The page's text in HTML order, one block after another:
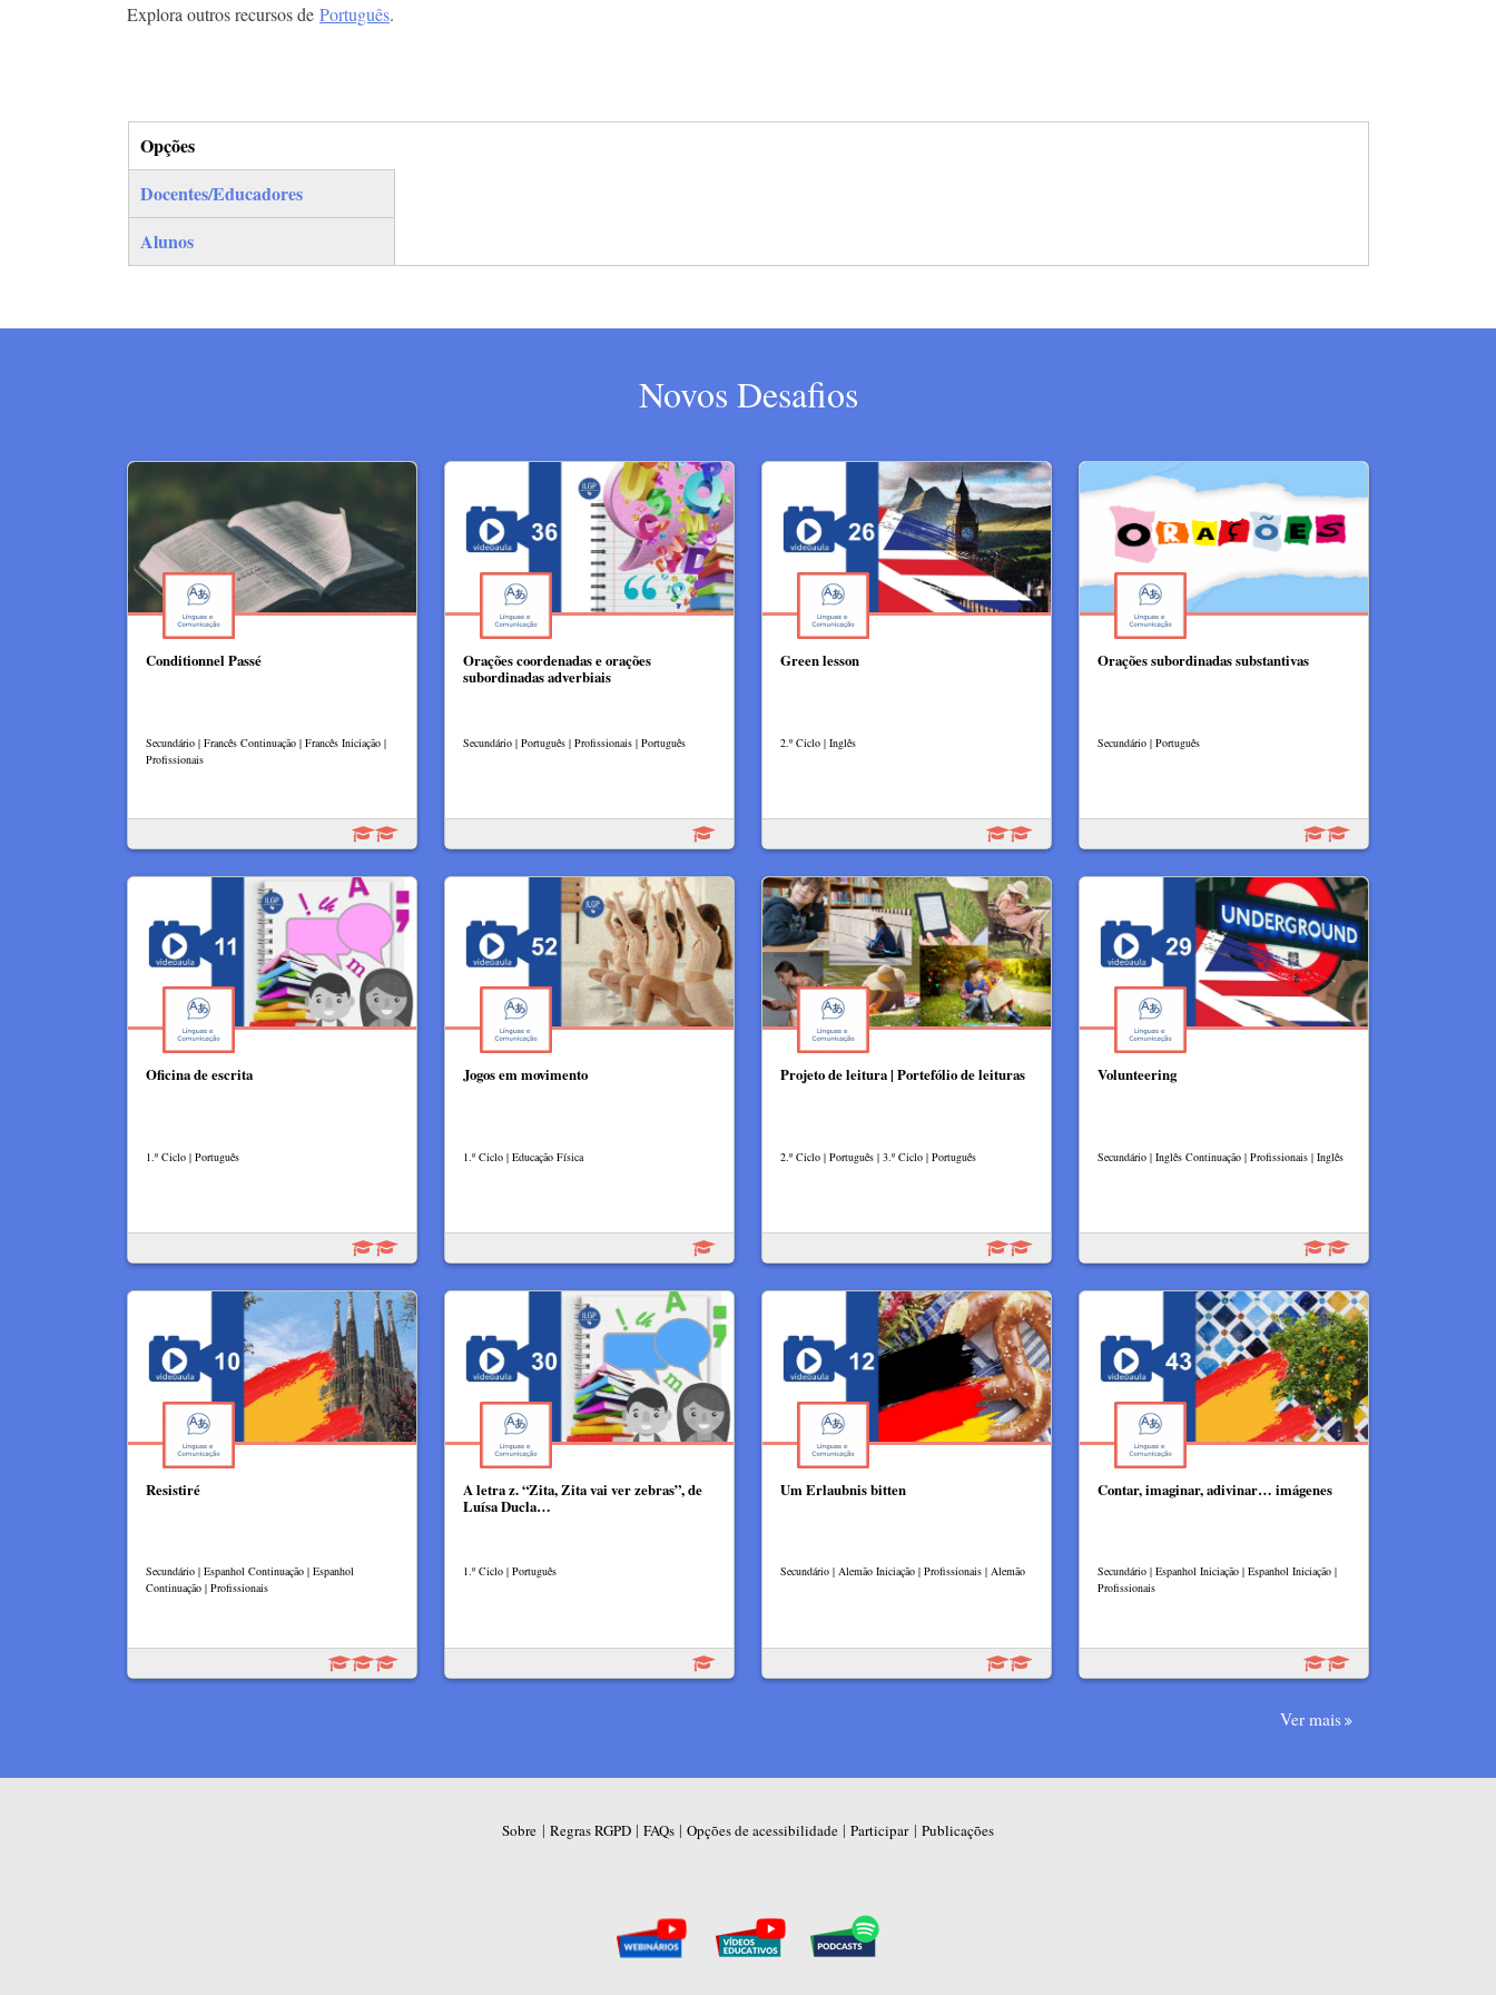
Explora outros recursos de Português.
Opções
(separador ativo)
Docentes/Educadores
Alunos
Novos Desafios
Conditionnel Passé
Secundário | Francês Continuação | Francês Iniciação |
Profissionais
Orações coordenadas e orações
subordinadas adverbiais
Secundário | Português | Profissionais | Português
Green lesson
2.º Ciclo | Inglês
Orações subordinadas substantivas
Secundário | Português
Oficina de escrita
1.º Ciclo | Português
Jogos em movimento
1.º Ciclo | Educação Física
Projeto de leitura | Portefólio de leituras
2.º Ciclo | Português | 3.º Ciclo | Português
Volunteering
Secundário | Inglês Continuação | Profissionais | Inglês
Resistiré
Secundário | Espanhol Continuação | Espanhol
Continuação | Profissionais
A letra z. “Zita, Zita vai ver zebras”, de
Luísa Ducla…
1.º Ciclo | Português
Um Erlaubnis bitten
Secundário | Alemão Iniciação | Profissionais | Alemão
Contar, imaginar, adivinar… imágenes
Secundário | Espanhol Iniciação | Espanhol Iniciação |
Profissionais
Ver mais
Sobre | Regras RGPD | FAQs | Opções de acessibilidade | Participar| Publicações